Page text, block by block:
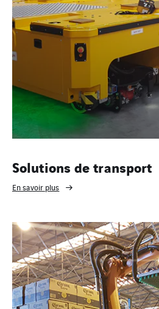
Solutions de transport
En savoir plus